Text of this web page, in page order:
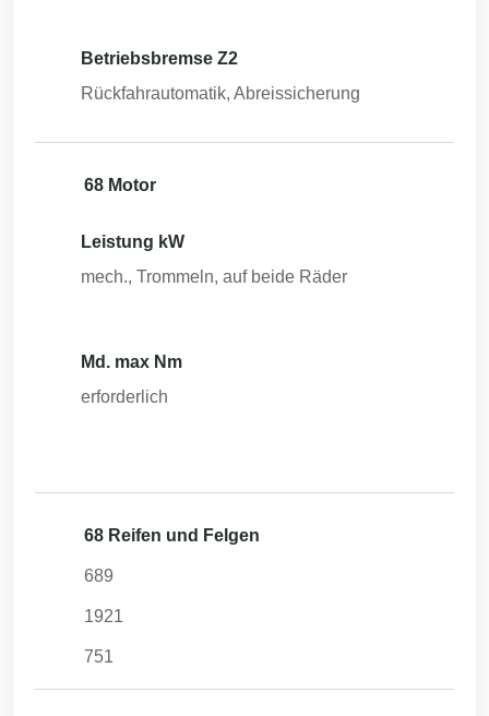
Betriebsbremse Z2
Rückfahrautomatik, Abreissicherung
68 Motor
Leistung kW
mech., Trommeln, auf beide Räder
Md. max Nm
erforderlich
68 Reifen und Felgen
689
1921
751